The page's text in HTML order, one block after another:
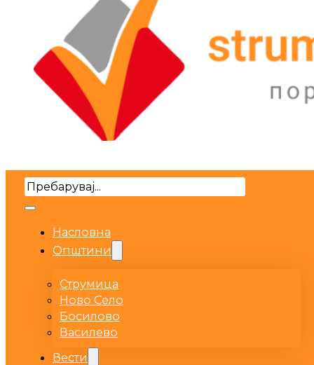
Search
Насловна
Општини
Струмица
Ново Село
Босилово
Василево
Вести